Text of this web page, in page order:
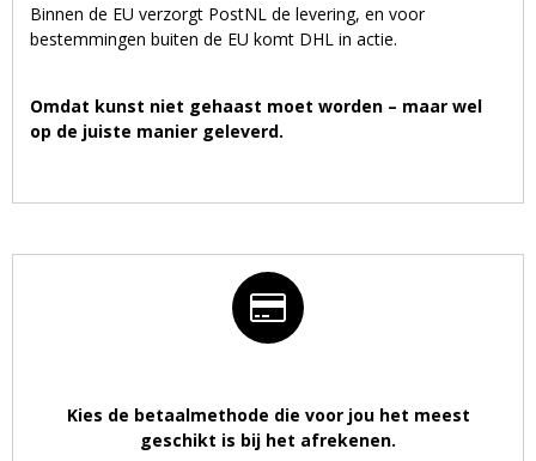
Binnen de EU verzorgt PostNL de levering, en voor
bestemmingen buiten de EU komt DHL in actie.
Omdat kunst niet gehaast moet worden – maar wel
op de juiste manier geleverd.
Kies de betaalmethode die voor jou het meest
geschikt is bij het afrekenen.